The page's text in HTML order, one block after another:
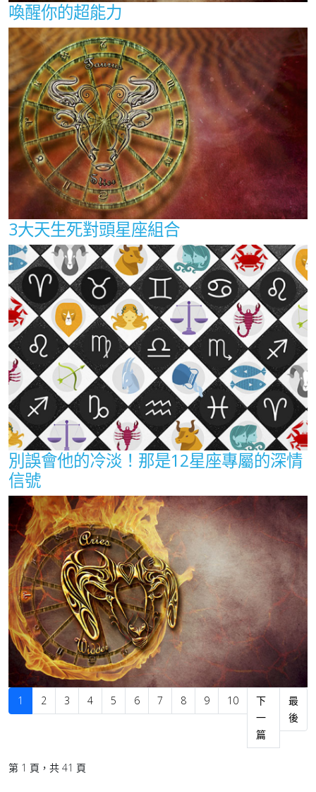
喚醒你的超能力
3大天生死對頭星座組合
別誤會他的冷淡！那是12星座專屬的深情
信號
1 2 3 4 5 6 7 8 9 10
下
一
篇
最
後
第 1 頁，共 41 頁